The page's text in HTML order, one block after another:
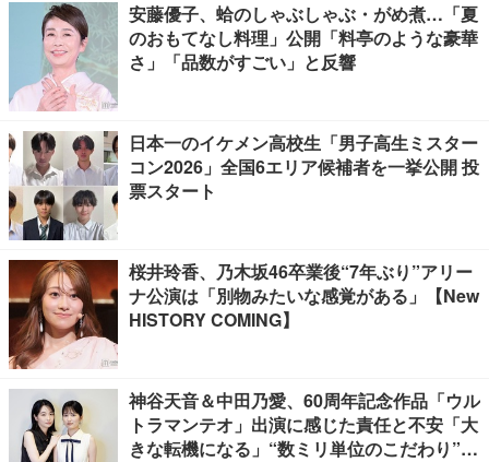
安藤優子、蛤のしゃぶしゃぶ・がめ煮…「夏
のおもてなし料理」公開「料亭のような豪華
さ」「品数がすごい」と反響
日本一のイケメン高校生「男子高生ミスター
コン2026」全国6エリア候補者を一挙公開 投
票スタート
桜井玲香、乃木坂46卒業後“7年ぶり”アリー
ナ公演は「別物みたいな感覚がある」【New
HISTORY COMING】
神谷天音＆中田乃愛、60周年記念作品「ウル
トラマンテオ」出演に感じた責任と不安「大
きな転機になる」“数ミリ単位のこだわり”特